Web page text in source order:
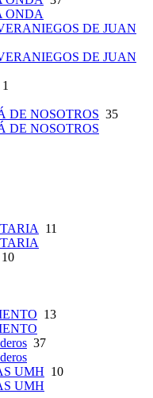
ONDA
DE JUAN
DE JUAN
1
DE NOSOTROS 35
DE NOSOTROS
11
10
13
37
UMH 10
UMH